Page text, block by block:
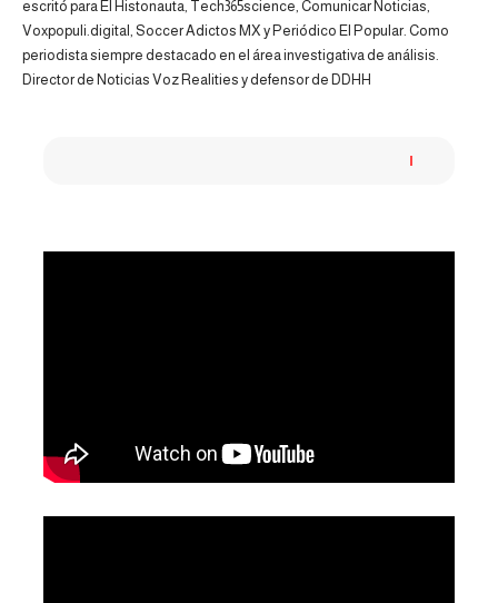
escritó para El Histonauta, Tech365science, Comunicar Noticias,
Voxpopuli.digital, Soccer Adictos MX y Periódico El Popular. Como
periodista siempre destacado en el área investigativa de análisis.
Director de Noticias Voz Realities y defensor de DDHH